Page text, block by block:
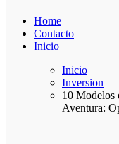
Home
Contacto
Inicio
Inicio
Inversion
10 Modelos
Aventura: